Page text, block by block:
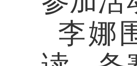
展思
参加